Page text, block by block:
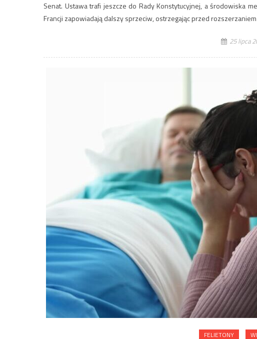
Senat. Ustawa trafi jeszcze do Rady Konstytucyjnej, a środowiska
Francji zapowiadają dalszy sprzeciw, ostrzegając przed
25 lipca
FELIETONY